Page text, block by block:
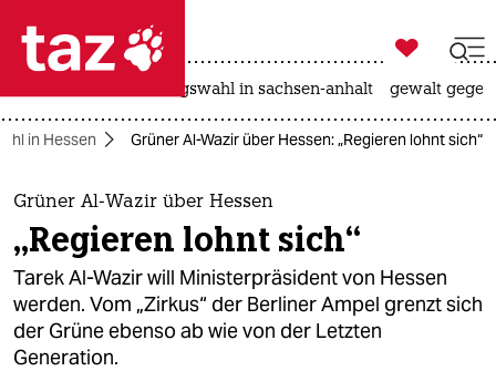
 taz zahl ich
taz zahl ich
themen
politik
öko
gesellschaft

taz zahl ich
landtagswahl in sachsen-anhalt gewalt
in Hessen Grüner Al-Wazir über Hessen: „Regieren lohnt sich“
Grüner Al-Wazir über Hessen
„Regieren lohnt sich“
Tarek Al-Wazir will Ministerpräsident von Hessen
werden. Vom „Zirkus“ der Berliner Ampel grenzt sich
der Grüne ebenso ab wie von der Letzten
Generation.